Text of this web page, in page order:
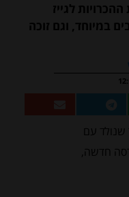
לגייז
במיוחד, וגם זוכה
עם
חדשה,